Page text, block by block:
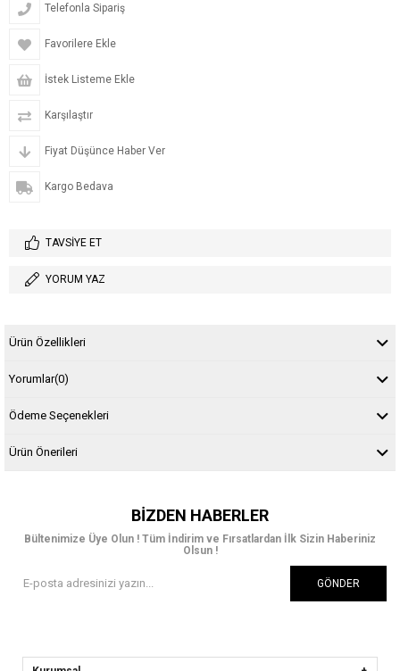
Telefonla Sipariş
Favorilere Ekle
İstek Listeme Ekle
Karşılaştır
Fiyat Düşünce Haber Ver
Kargo Bedava
TAVSIYE ET
YORUM YAZ
Ürün Özellikleri
Yorumlar(0)
Ödeme Seçenekleri
Ürün Önerileri
BIZDEN HABERLER
Bültenimize Üye Olun ! Tüm İndirim ve Fırsatlardan İlk Sizin Haberiniz
Olsun !
GÖNDER